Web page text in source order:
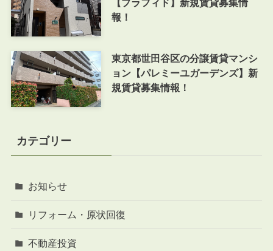
【プラフィド】新規賃貸募集情
報！
東京都世田谷区の分譲賃貸マンシ
ョン【パレミーユガーデンズ】新
規賃貸募集情報！
カテゴリー
お知らせ
リフォーム・原状回復
不動産投資